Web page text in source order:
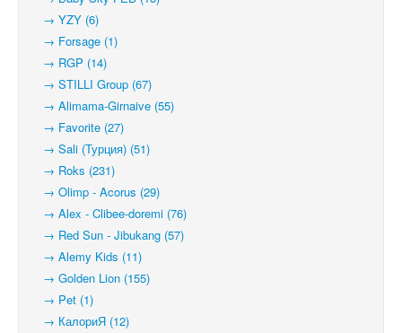
→ YZY (6)
→ Forsage (1)
→ RGP (14)
→ STILLI Group (67)
→ Alimama-Girnaive (55)
→ Favorite (27)
→ Sali (Турция) (51)
→ Roks (231)
→ Olimp - Acorus (29)
→ Alex - Clibee-doremi (76)
→ Red Sun - Jibukang (57)
→ Alemy Kids (11)
→ Golden Lion (155)
→ Pet (1)
→ КалориЯ (12)